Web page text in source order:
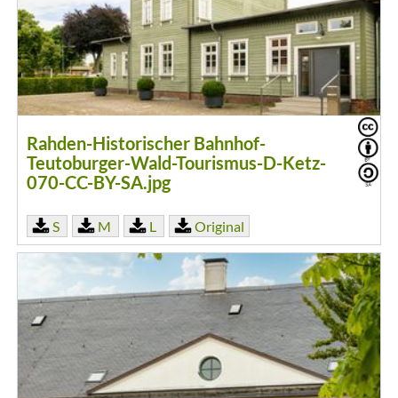
Rahden-Historischer Bahnhof-
Teutoburger-Wald-Tourismus-D-Ketz-
070-CC-BY-SA.jpg
S M L Original